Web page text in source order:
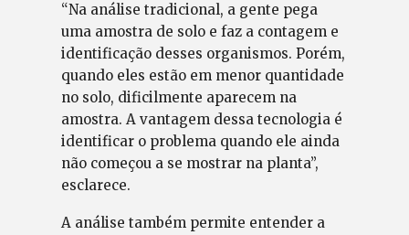
“Na análise tradicional, a gente pega
uma amostra de solo e faz a contagem e
identificação desses organismos. Porém,
quando eles estão em menor quantidade
no solo, dificilmente aparecem na
amostra. A vantagem dessa tecnologia é
identificar o problema quando ele ainda
não começou a se mostrar na planta”,
esclarece.
A análise também permite entender a